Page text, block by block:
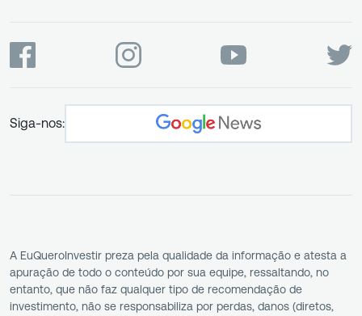
Siga-nos:
A EuQueroInvestir preza pela qualidade da informação e atesta a
apuração de todo o conteúdo por sua equipe, ressaltando, no
entanto, que não faz qualquer tipo de recomendação de
investimento, não se responsabiliza por perdas, danos (diretos,